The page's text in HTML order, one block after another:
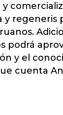
y regeneris
podrá
y el
cuenta